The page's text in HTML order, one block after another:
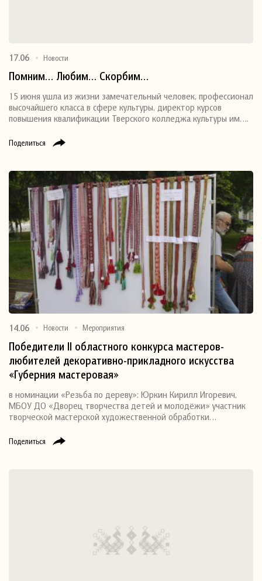
Поделиться
17.06 Новости
Помним… Любим… Скорбим…
15 июня ушла из жизни замечательный человек, профессионал
высочайшего класса в сфере культуры, директор курсов
повышения квалификации Тверского колледжа культуры им….
Поделиться
14.06 Новости Мероприятия
Победители II областного конкурса мастеров-
любителей декоративно-прикладного искусства
«Губерния мастеровая»
в номинации «Резьба по дереву»: Юркин Кирилл Игоревич,
МБОУ ДО «Дворец творчества детей и молодёжи» участник
творческой мастерской художественной обработки…